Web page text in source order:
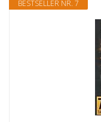
BESTSELLER NR. 7